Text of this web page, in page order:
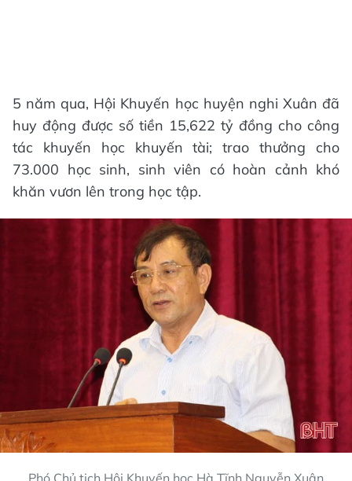
5 năm qua, Hội Khuyến học huyện nghi Xuân đã
huy động được số tiền 15,622 tỷ đồng cho công
tác khuyến học khuyến tài; trao thưởng cho
73.000 học sinh, sinh viên có hoàn cảnh khó
khăn vươn lên trong học tập.